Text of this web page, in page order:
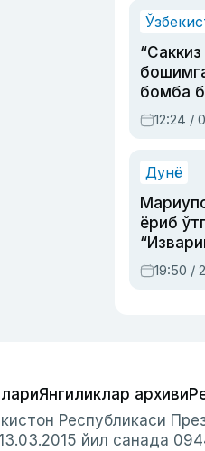
бомба
сиёсий
12:24 /
Дунё
ёриб
чиққан
19:50 /
Янгиликлар архиви
Республикаси
йил санада